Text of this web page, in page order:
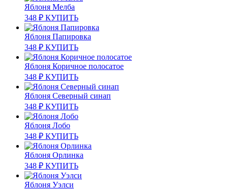
Яблоня Мелба
348 ₽ КУПИТЬ
Яблоня Папировка
348 ₽ КУПИТЬ
Яблоня Коричное полосатое
348 ₽ КУПИТЬ
Яблоня Северный синап
348 ₽ КУПИТЬ
Яблоня Лобо
348 ₽ КУПИТЬ
Яблоня Орлинка
348 ₽ КУПИТЬ
Яблоня Уэлси